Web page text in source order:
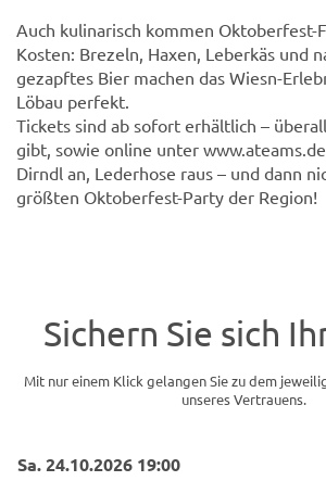
Auch kulinarisch kommen Oktoberfest-
Kosten: Brezeln, Haxen, Leberkäs und
gezapftes Bier machen das Wiesn-
Löbau perfekt.
Tickets sind ab sofort erhältlich –
gibt, sowie online unter www.ateams.de.
Dirndl an, Lederhose raus – und dann
größten Oktoberfest-Party der Region!
Sichern Sie sich
Mit nur einem Klick gelangen Sie zu dem
unseres Vertrauens.
Sa. 24.10.2026 19:00